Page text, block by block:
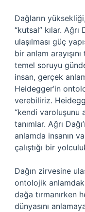
Dağların
“kutsal” kılar.
ulaşılması güç
bir anlam
temel soruyu
insan, gerçek
Heidegger’in
verebiliriz.
“kendi varoluşunu
tanımlar. Ağrı
anlamda insanın
çalıştığı bir
Dağın zirvesine
ontolojik
dağa tırmanırken
dünyasını